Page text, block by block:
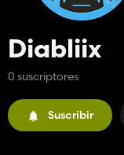
Diabliix
0 suscriptores
Suscribir